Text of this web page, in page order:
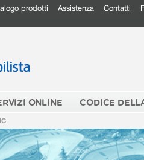
prodotti Assistenza Contatti
ONLINE CODICE